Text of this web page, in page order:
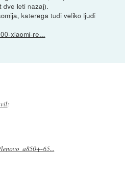
dve leti nazaj).
katerega tudi veliko ljudi
xiaomi-re...
:
65...